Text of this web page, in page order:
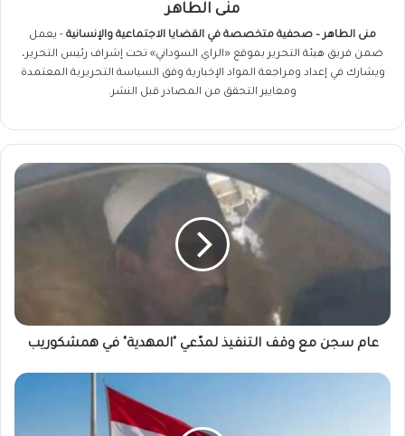
منى الطاهر
منى الطاهر – صحفية متخصصة في القضايا الاجتماعية والإنسانية - يعمل
ضمن فريق هيئة التحرير بموقع «الراي السوداني» تحت إشراف رئيس التحرير،
ويشارك في إعداد ومراجعة المواد الإخبارية وفق السياسة التحريرية المعتمدة
ومعايير التحقق من المصادر قبل النشر.
عام
مع
همشكوريب
عام سجن مع وقف التنفيذ لمدّعي "المهدية" في همشكوريب
اول